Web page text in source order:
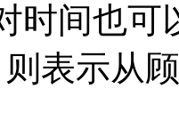
时间也可
表示从